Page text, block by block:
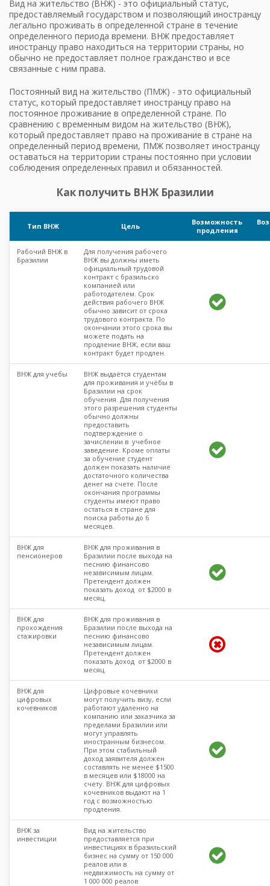
Вид на жительство (ВНЖ) - это официальный статус,
предоставляемый государством и позволяющий иностранцу
легально проживать в определенной стране в течение
определенного периода времени. ВНЖ предоставляет
иностранцу право находиться на территории страны, но
обычно не предоставляет полное гражданство и все
связанные с ним права.
Постоянный вид на жительство (ПМЖ) - это официальный
статус, который предоставляет иностранцу право на
постоянное проживание в определенной стране. По
сравнению с временным видом на жительство (ВНЖ),
который предоставляет право на проживание в стране на
определенный период времени, ПМЖ позволяет иностранцу
оставаться на территории страны постоянно при условии
соблюдения определенных правил и обязанностей.
Как получить ВНЖ Бразилии
Тип ВНЖ Цель
Возможность
продления
Рабочий ВНЖ в
Бразилии
Для получения рабочего
ВНЖ вы должны иметь
официальный трудовой
контракт с бразильско
компанией или
работодателем. Срок
действия рабочего ВНЖ
обычно зависит от срока
трудового контракта. По
окончании этого срока вы
можете подать на
продление ВНЖ, если ваш
контракт будет продлен.
ВНЖ для учебы
ВНЖ выдаётся студентам
для проживания и учёбы в
Бразилии на срок
обучения. Для получения
этого разрешения студенты
обычно должны
предоставить
подтверждение о
зачислении в учебное
заведение. Кроме оплаты
за обучение студент
должен показать наличие
достаточного количества
денег на счете. После
окончания программы
студенты имеют право
остаться в стране для
поиска работы до 6
месяцев.
ВНЖ для
пенсионеров
ВНЖ для проживания в
Бразилии после выхода на
песнию финансово
независимым лицам.
Претендент должен
показать доход от $2000 в
месяц.
ВНЖ для
прохождения
стажировки
ВНЖ для проживания в
Бразилии после выхода на
песнию финансово
независимым лицам.
Претендент должен
показать доход от $2000 в
месяц.
ВНЖ для
цифровых
кочевников
Цифровые кочевники
могут получить визу, если
работают удаленно на
компанию или заказчика за
пределами Бразилии или
могут управлять
иностранным бизнесом.
При этом стабильный
доход заявителя должен
составлять не менее $1500
в месяцев или $18000 на
счету. ВНЖ для цифровых
кочевников выдают на 1
год с возможностью
продления.
ВНЖ за
инвестиции
Вид на жительство
предоставляется при
инвестициях в бразильский
бизнес на сумму от 150 000
реалов или в
недвижимость на сумму от
1 000 000 реалов